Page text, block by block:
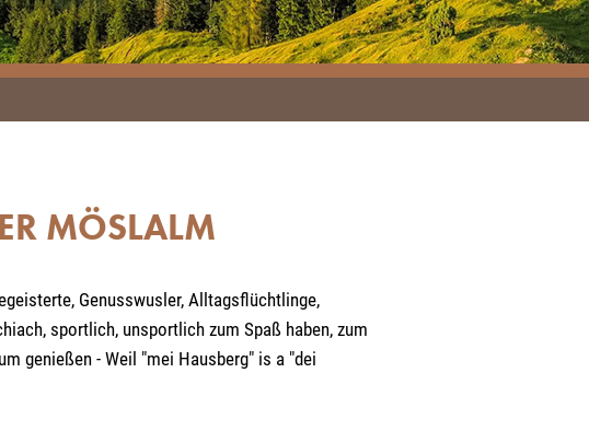
MÖSLALM
Genusswusler, Alltagsflüchtlinge,
sportlich, unsportlich zum Spaß haben, zum
genießen - Weil "mei Hausberg" is a "dei